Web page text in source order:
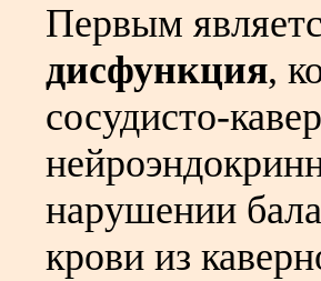
Первым
дисфункция,
сосудисто-
нарушении
крови из